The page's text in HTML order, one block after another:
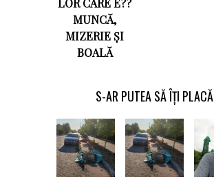
LOR CARE E??
MUNCĂ,
MIZERIE ȘI
BOALĂ
S-AR PUTEA SĂ ÎȚI PLACĂ